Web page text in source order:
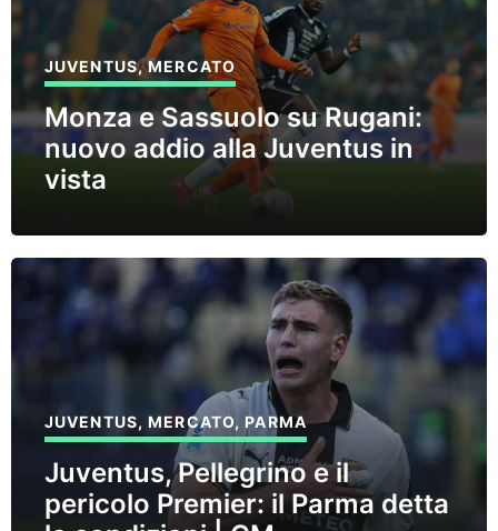
JUVENTUS,MERCATO
Monza e Sassuolo su Rugani:
nuovo addio alla Juventus in
vista
JUVENTUS,MERCATO,PARMA
Juventus, Pellegrino e il
pericolo Premier: il Parma detta